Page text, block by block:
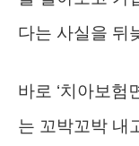
다는 사실을 뒤
바로 ‘치아보험
는 꼬박꼬박 내